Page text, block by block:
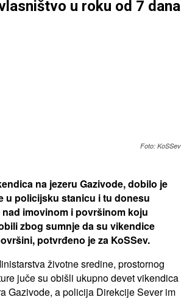
u roku od 7 dana
Foto: KoSSev
na jezeru Gazivode, dobilo je
u policijsku stanicu i tu donesu
imovinom i površinom koju
zbog sumnje da su vikendice
potvrđeno je za KoSSev.
životne sredine, prostornog
juče su obišli ukupno devet vikendica
Gazivode, a policija Direkcije Sever im